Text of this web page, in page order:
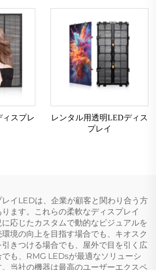
スプレ
レンタル用透明LEDディス
プレイ
イLEDは、企業が顧客と関わり合う方
ます。これらの柔軟なディスプレイ
応じたカスタムで動的なビジュアルを
境の向上を目指す場合でも、キオスク
きつける場合でも、屋外で目を引く広
も、RMG LEDsが最適なソリューシ
。当社の機器は最高のユーザーエクスペ